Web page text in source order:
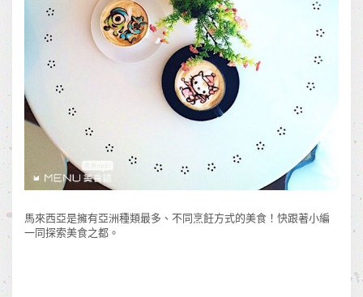
馬來西亞是擁有亞洲種類最多、不同烹飪方式的美食！快跟著小編
一同探索美食之都。